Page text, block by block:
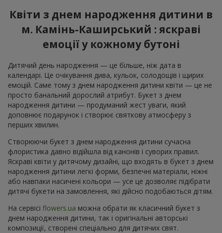
Квіти з днем народження дитини в
м. Камінь-Каширський : яскраві
емоції у кожному бутоні
Дитячий день народження — це більше, ніж дата в
календарі. Це очікування дива, кульок, солодощів і щирих
емоцій. Саме тому з днем народження дитини квіти — це не
просто банальний дорослий атрибут. Букет з днем
народження дитини — продуманий жест уваги, який
доповнює подарунок і створює святкову атмосферу з
перших хвилин.
Створюючи букет з днем народження дитини сучасна
флористика давно відійшла від канонів і суворих правил.
Яскраві квіти у дитячому дизайні, що входять в букет з днем
народження дитини легкі форми, безпечні матеріали, ніжні
або навпаки насичені кольори — усе це дозволяє підібрати
дитячі букети на замовлення, які дійсно подобаються дітям.
На сервісі flowers.ua можна обрати як класичний букет з
днем народження дитини, так і оригінальні авторські
композиції, створені спеціально для дитячих свят.